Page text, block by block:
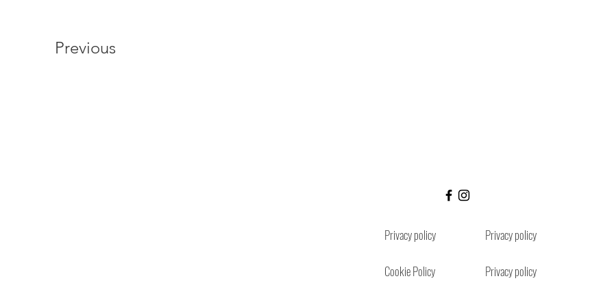
Previous
Privacy policy Privacy policy
Cookie Policy Privacy policy